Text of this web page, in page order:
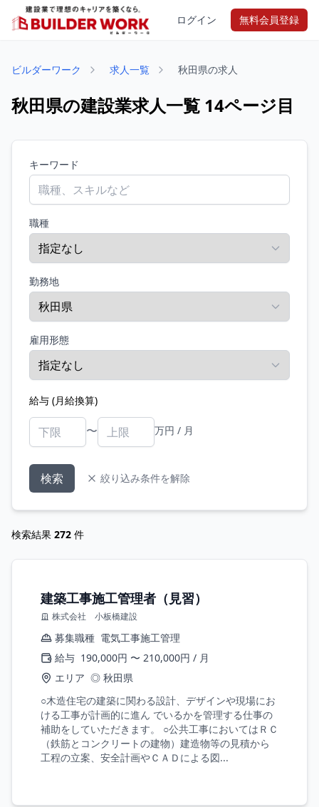
ログイン 無料会員登録
ビルダーワーク 求人一覧 秋田県の求人
秋田県の建設業求人一覧 14ページ目
キーワード
職種
勤務地
雇用形態
給与 (月給換算)
〜 万円 / 月
検索 絞り込み条件を解除
検索結果 272 件
建築工事施工管理者（見習）
株式会社 小板橋建設
募集職種 電気工事施工管理
給与 190,000円 〜 210,000円 / 月
エリア ◎ 秋田県
○木造住宅の建築に関わる設計、デザインや現場にお
ける工事が計画的に進ん でいるかを管理する仕事の
補助をしていただきます。 ○公共工事においてはＲＣ
（鉄筋とコンクリートの建物）建造物等の見積から
工程の立案、安全計画やＣＡＤによる図...